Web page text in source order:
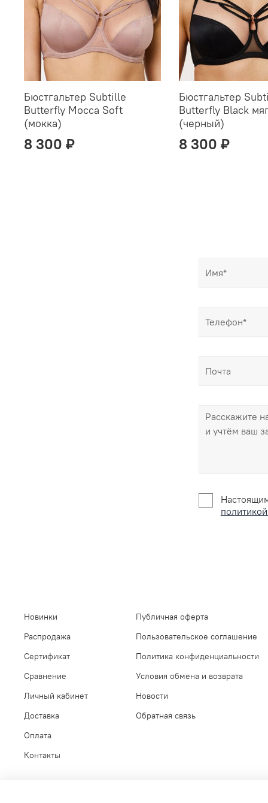
Бюстгальтер Subtille
Butterfly Mocca Soft
(мокка)
8 300 ₽
Бюстгальтер
Butterfly Black
(черный)
8 300 ₽
Новинки
Распродажа
Сертификат
Сравнение
Личный кабинет
Доставка
Оплата
Контакты
Публичная оферта
Пользовательское соглашение
Политика конфиденциальности
Условия обмена и возврата
Новости
Обратная связь